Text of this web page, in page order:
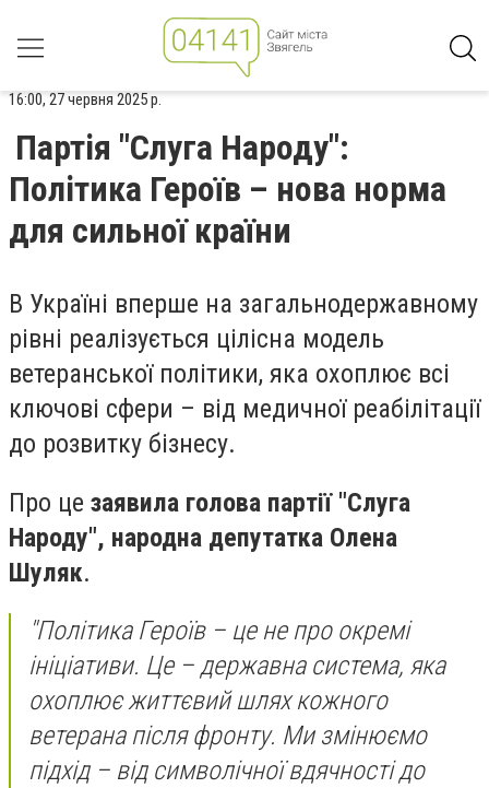
16:00, 27 червня 2025 р.
Партія "Слуга Народу":
Політика Героїв – нова норма
для сильної країни
В Україні вперше на загальнодержавному
рівні реалізується цілісна модель
ветеранської політики, яка охоплює всі
ключові сфери – від медичної реабілітації
до розвитку бізнесу.
Про це заявила голова партії "Слуга
Народу", народна депутатка Олена
Шуляк.
"Політика Героїв – це не про окремі
ініціативи. Це – державна система, яка
охоплює життєвий шлях кожного
ветерана після фронту. Ми змінюємо
підхід – від символічної вдячності до